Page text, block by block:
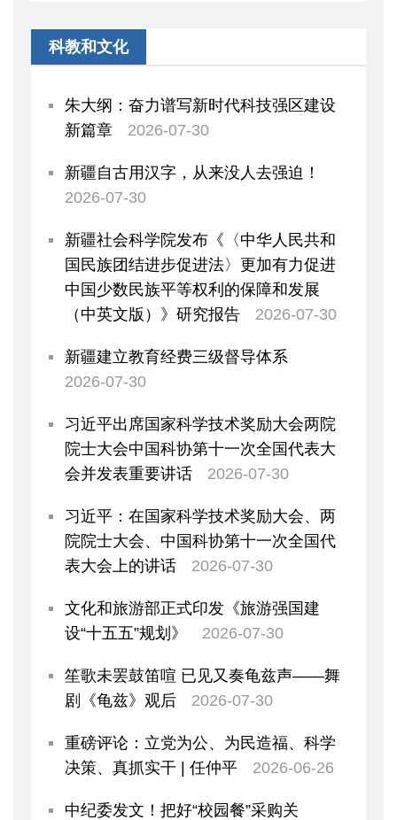
对外财经合作
资产监督管理
政府采购
财政内控监督
重点领域信息公开
科教和文化
朱大纲：奋力谱写新时代科技强区建设
新篇章
2026-07-30
新疆自古用汉字，从来没人去强迫！
2026-07-30
新疆社会科学院发布《〈中华人民共和
国民族团结进步促进法〉更加有力促进
中国少数民族平等权利的保障和发展
（中英文版）》研究报告
2026-07-30
新疆建立教育经费三级督导体系
2026-07-30
习近平出席国家科学技术奖励大会两院
院士大会中国科协第十一次全国代表大
会并发表重要讲话
2026-07-30
习近平：在国家科学技术奖励大会、两
院院士大会、中国科协第十一次全国代
表大会上的讲话
2026-07-30
文化和旅游部正式印发《旅游强国建
设“十五五”规划》
2026-07-30
笙歌未罢鼓笛喧 已见又奏龟兹声——舞
剧《龟兹》观后
2026-07-30
重磅评论：立党为公、为民造福、科学
决策、真抓实干 | 任仲平
2026-06-26
中纪委发文！把好“校园餐”采购关